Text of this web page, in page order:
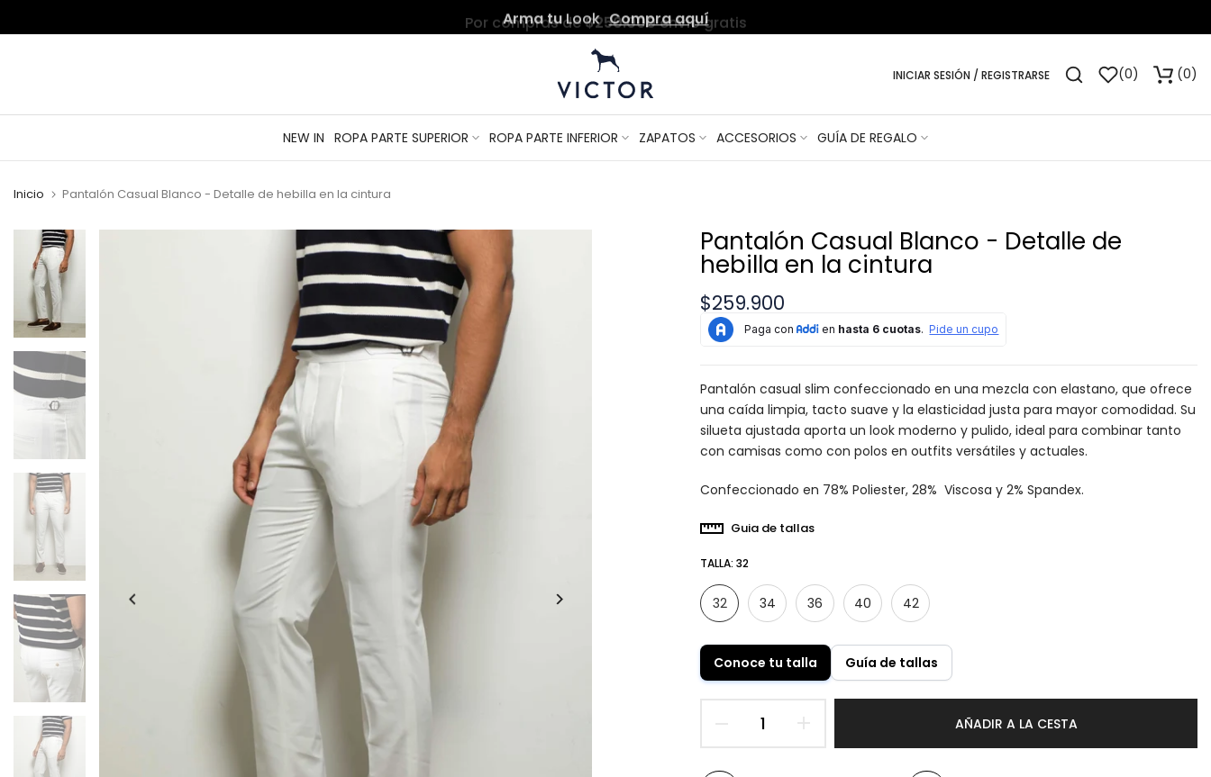
Por compras de$250.000envío gratis
INICIAR SESIÓN / REGISTRARSE 0 0
NEW IN ROPA PARTE SUPERIOR ROPA PARTE INFERIOR ZAPATOS ACCESORIOS GUÍA DE REGALO
Inicio Pantalón Casual Blanco - Detalle de hebilla en la cintura
Pantalón Casual Blanco - Detalle de
hebilla en la cintura
$259.900
Pantalón casual slim confeccionado en una mezcla con elastano, que ofrece
una caída limpia, tacto suave y la elasticidad justa para mayor comodidad. Su
silueta ajustada aporta un look moderno y pulido, ideal para combinar tanto
con camisas como con polos en outfits versátiles y actuales.
Confeccionado en 78% Poliester, 28% Viscosa y 2% Spandex.
Guia de tallas
TALLA: 32
32 34 36 40 42
Conoce tu talla Guía de tallas
AÑADIR A LA CESTA